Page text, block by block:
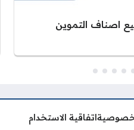
اصناف التموين
اتفاقية الاستخدام